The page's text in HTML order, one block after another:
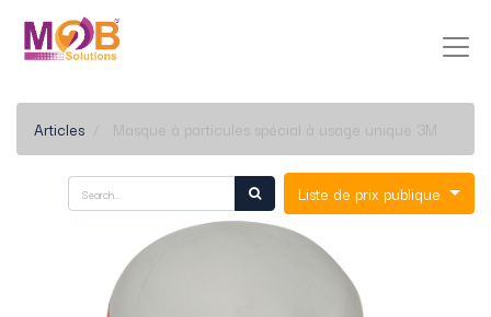
Articles Masque à particules spécial à usage unique 3M
Liste de prix publique